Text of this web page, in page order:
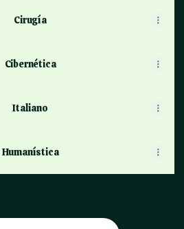
Cirugía
Cibernética
Italiano
Humanística